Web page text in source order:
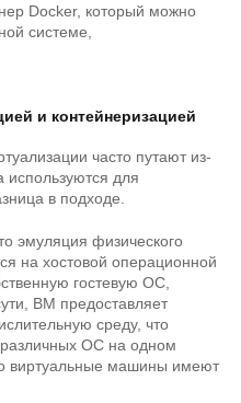
Docker, который можно
системе,
и контейнеризацией
часто путают из-
для
в подходе.
эмуляция физического
на хостовой операционной
гостевую ОС,
ВМ предоставляет
среду, что
различных ОС на одном
виртуальные машины имеют